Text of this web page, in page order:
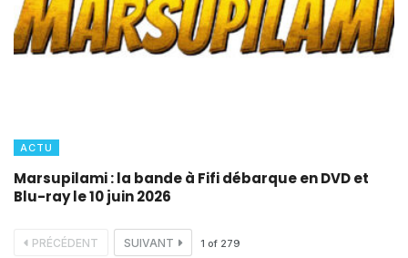
ACTU
Marsupilami : la bande à Fifi débarque en DVD et
Blu-ray le 10 juin 2026
PRÉCÉDENT SUIVANT 1 of 279